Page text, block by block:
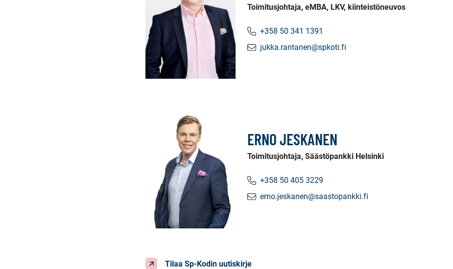
Toimitusjohtaja, eMBA, LKV, kiinteistöneuvos
+358 50 341 1391
jukka.rantanen@spkoti.fi
ERNO JESKANEN
Toimitusjohtaja, Säästöpankki Helsinki
+358 50 405 3229
erno.jeskanen@saastopankki.fi
Tilaa Sp-Kodin uutiskirje